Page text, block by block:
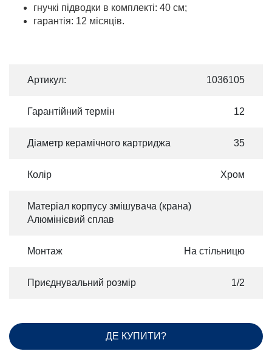
гнучкі підводки в комплекті: 40 см;
гарантія: 12 місяців.
Артикул: 1036105
Гарантійний термін 12
Діаметр керамічного картриджа 35
Колір Хром
Матеріал корпусу змішувача (крана)
Алюмінієвий сплав
Монтаж На стільницю
Приєднувальний розмір 1/2
ДЕ КУПИТИ?